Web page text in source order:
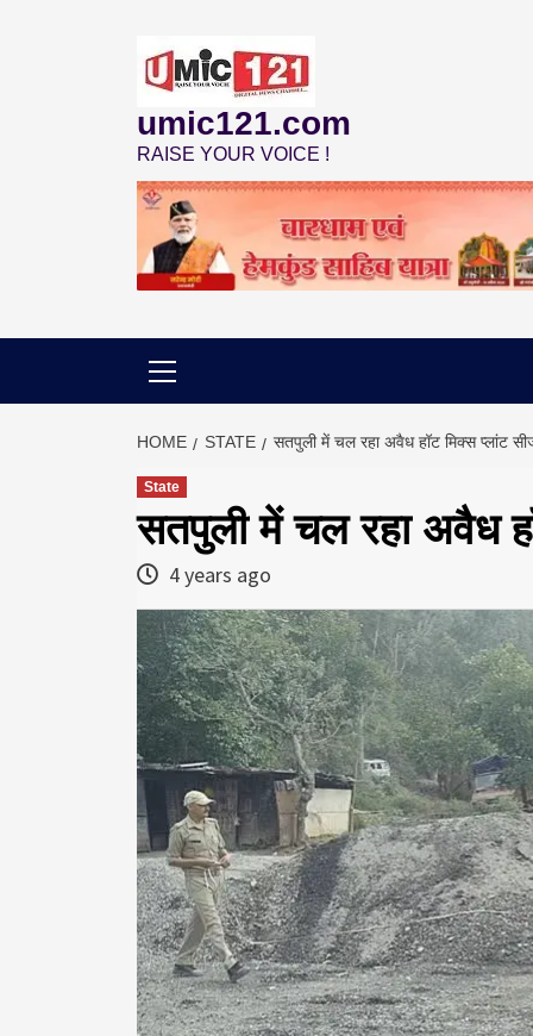
umic121.com
RAISE YOUR VOICE !
HOME STATE सतपुली में चल रहा अवैध हॉट मिक्स प्लांट
State
सतपुली में चल रहा अवैध
4 years ago